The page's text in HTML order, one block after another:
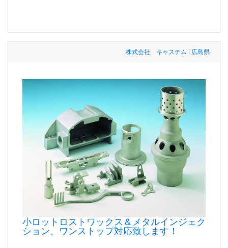
株式会社 キャステム | 広島県
小ロットロストワックス＆メタルインジェク
ション、ワンストップ対応致します！